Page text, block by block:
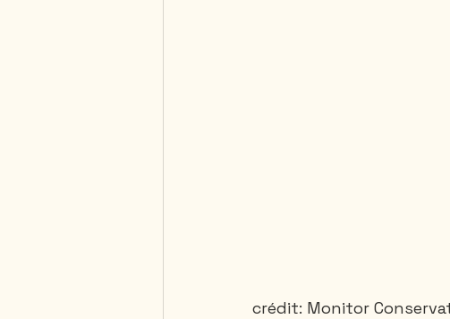
crédit: Monitor